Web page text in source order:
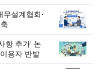
설계협회·
항 추가' 논
용자 반발